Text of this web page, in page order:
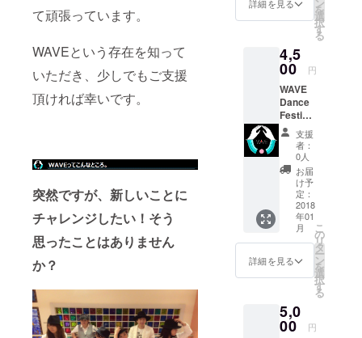
て頑張っています。
WAVEという存在を知って
いただき、少しでもご支援
頂ければ幸いです。
突然ですが、新しいことに
チャレンジしたい！そう
思ったことはありません
か？
詳細を見る ン
を
選
択
す
る
4,5
00 円
WAVE
Dance
Festival
Yell チ
ケット
支援
者：
0人
お届
け予
定：
2018
年01
月
詳細を見る
こ
の
リ
タ
ー
ン
を
選
択
す
る
5,0
00 円